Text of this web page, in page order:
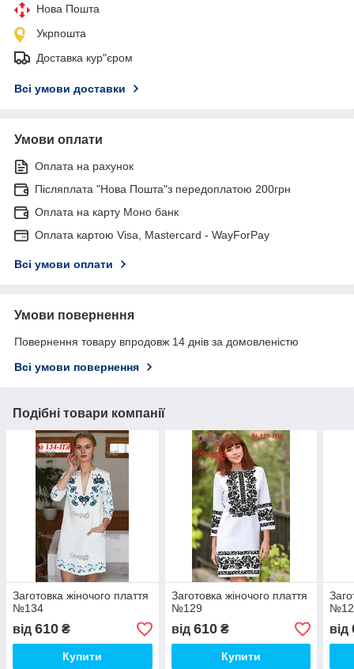
Нова Пошта
Укрпошта
Доставка кур"єром
Всі умови доставки
Умови оплати
Оплата на рахунок
Післяплата "Нова Пошта"з передоплатою 200грн
Оплата на карту Моно банк
Оплата картою Visa, Mastercard - WayForPay
Всі умови оплати
Умови повернення
Повернення товару впродовж 14 днів за домовленістю
Всі умови повернення
Подібні товари компанії
Заготовка жіночого плаття
№134
від 610 ₴
Купити
Заготовка жіночого плаття
№129
від 610₴
Купити
від